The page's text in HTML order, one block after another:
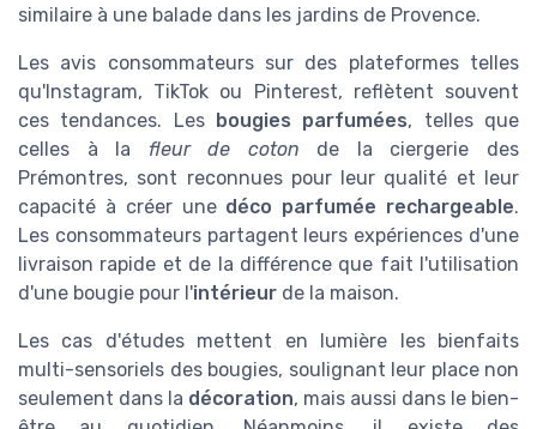
similaire à une balade dans les jardins de Provence.
Les avis consommateurs sur des plateformes telles
qu'Instagram, TikTok ou Pinterest, reflètent souvent
ces tendances. Les bougies parfumées, telles que
celles à la fleur de coton de la ciergerie des
Prémontres, sont reconnues pour leur qualité et leur
capacité à créer une déco parfumée rechargeable.
Les consommateurs partagent leurs expériences d'une
livraison rapide et de la différence que fait l'utilisation
d'une bougie pour l'intérieur de la maison.
Les cas d'études mettent en lumière les bienfaits
multi-sensoriels des bougies, soulignant leur place non
seulement dans la décoration, mais aussi dans le bien-